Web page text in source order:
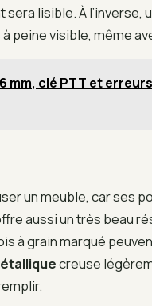
lisible. À l’inverse,
peine visible, même
mm, clé PTT et
un meuble, car ses
aussi un très beau
à grain marqué
creuse